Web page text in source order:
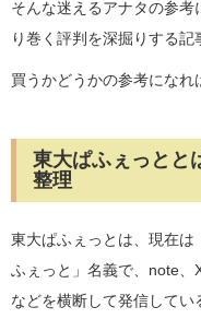
そんな迷えるアナタの参
り巻く評判を深掘りする記
買うかどうかの参考になれ
東大ぱふぇっとと
整理
東大ぱふぇっとは、現在
ふぇっと」名義で、note、
などを横断して発信して